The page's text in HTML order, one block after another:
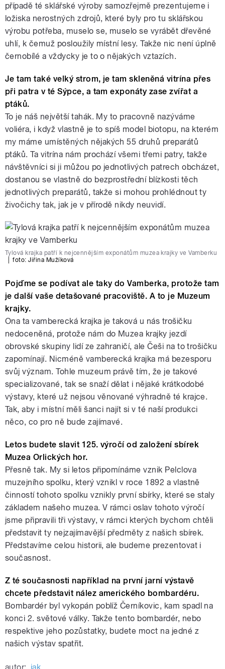
případě té sklářské výroby samozřejmě prezentujeme i
ložiska nerostných zdrojů, které byly pro tu sklářskou
výrobu potřeba, muselo se, muselo se vyrábět dřevěné
uhlí, k čemuž posloužily místní lesy. Takže nic není úplně
černobílé a vždycky je to o nějakých vztazích.
Je tam také velký strom, je tam skleněná vitrína přes
při patra v té Sýpce, a tam exponáty zase zvířat a
ptáků.
To je náš největší tahák. My to pracovně nazýváme
voliéra, i když vlastně je to spíš model biotopu, na kterém
my máme umístěných nějakých 55 druhů preparátů
ptáků. Ta vitrína nám prochází všemi třemi patry, takže
návštěvníci si ji můžou po jednotlivých patrech obcházet,
dostanou se vlastně do bezprostřední blízkosti těch
jednotlivých preparátů, takže si mohou prohlédnout ty
živočichy tak, jak je v přírodě nikdy neuvidí.
Tylová krajka patří k nejcennějším exponátům muzea krajky ve Vamberku
foto: Jiřina Mužíková
Pojďme se podívat ale taky do Vamberka, protože tam
je další vaše detašované pracoviště. A to je Muzeum
krajky.
Ona ta vamberecká krajka je taková u nás trošičku
nedoceněná, protože nám do Muzea krajky jezdí
obrovské skupiny lidí ze zahraničí, ale Češi na to trošičku
zapomínají. Nicméně vamberecká krajka má bezesporu
svůj význam. Tohle muzeum právě tím, že je takové
specializované, tak se snaží dělat i nějaké krátkodobé
výstavy, které už nejsou věnované výhradně té krajce.
Tak, aby i místní měli šanci najít si v té naší produkci
něco, co pro ně bude zajímavé.
Letos budete slavit 125. výročí od založení sbírek
Muzea Orlických hor.
Přesně tak. My si letos připomínáme vznik Pelclova
muzejního spolku, který vznikl v roce 1892 a vlastně
činností tohoto spolku vznikly první sbírky, které se staly
základem našeho muzea. V rámci oslav tohoto výročí
jsme připravili tři výstavy, v rámci kterých bychom chtěli
představit ty nejzajímavější předměty z našich sbírek.
Představíme celou historii, ale budeme prezentovat i
současnost.
Z té současnosti například na první jarní výstavě
chcete představit nález amerického bombardéru.
Bombardér byl vykopán poblíž Černíkovic, kam spadl na
konci 2. světové války. Takže tento bombardér, nebo
respektive jeho pozůstatky, budete moct na jedné z
našich výstav spatřit.
autor: jak